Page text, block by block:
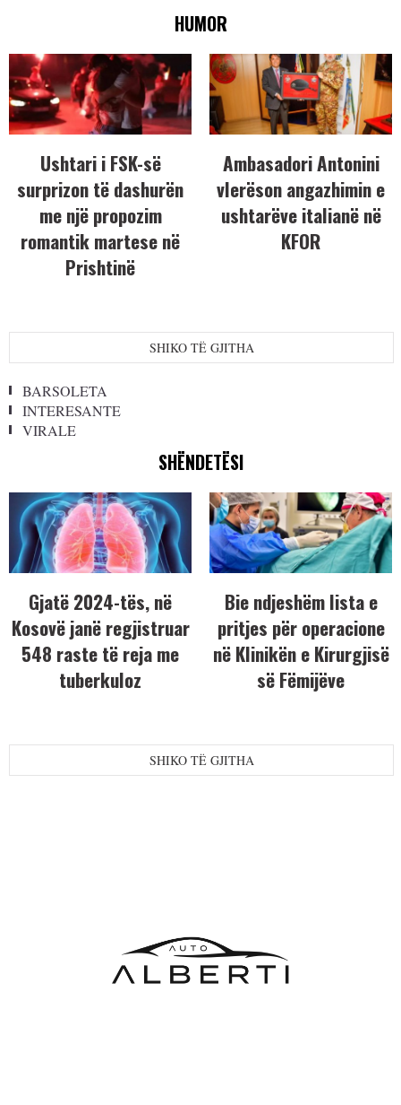
HUMOR
Ushtari i FSK-së
surprizon të dashurën
me një propozim
romantik martese në
Prishtinë
Ambasadori Antonini
vlerëson angazhimin e
ushtarëve italianë në
KFOR
SHIKO TË GJITHA
BARSOLETA
INTERESANTE
VIRALE
SHËNDETËSI
Gjatë 2024-tës, në
Kosovë janë regjistruar
548 raste të reja me
tuberkuloz
Bie ndjeshëm lista e
pritjes për operacione
në Klinikën e Kirurgjisë
së Fëmijëve
SHIKO TË GJITHA